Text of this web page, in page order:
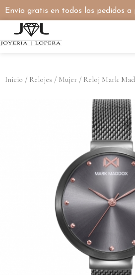
Envío gratis en todos los pedidos
Inicio / Relojes / Mujer / Reloj Mark